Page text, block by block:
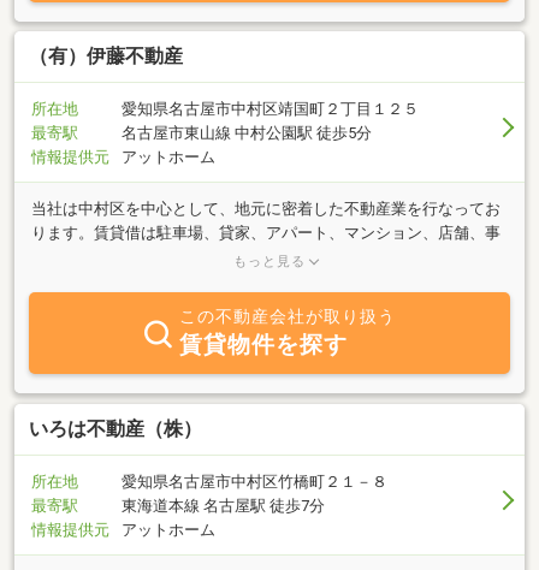
（有）伊藤不動産
所在地
愛知県名古屋市中村区靖国町２丁目１２５
最寄駅
名古屋市東山線 中村公園駅 徒歩5分
情報提供元
アットホーム
当社は中村区を中心として、地元に密着した不動産業を行なってお
ります。賃貸借は駐車場、貸家、アパート、マンション、店舗、事
務所の仲介、管理と売買は土地、建物の仲介を行っております。ま
お話をさせていただきます。
もっと見る
この不動産会社が取り扱う
賃貸物件を探す
いろは不動産（株）
所在地
愛知県名古屋市中村区竹橋町２１－８
最寄駅
東海道本線 名古屋駅 徒歩7分
情報提供元
アットホーム